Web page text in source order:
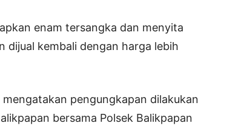
enam tersangka dan menyita
dijual kembali dengan harga lebih
pengungkapan dilakukan
bersama Polsek Balikpapan